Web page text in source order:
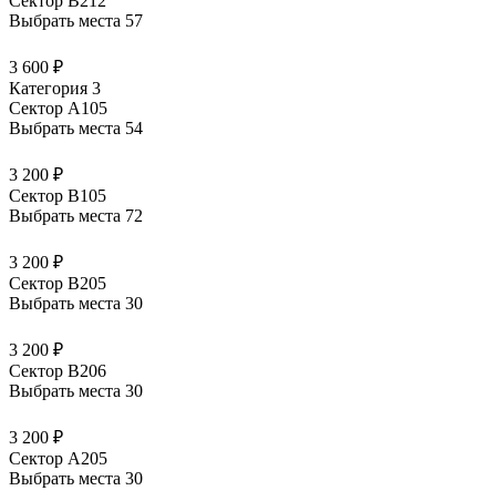
Выбрать места 57
3 600 ₽
Категория 3
Сектор А105
Выбрать места 54
3 200 ₽
Сектор В105
Выбрать места 72
3 200 ₽
Сектор В205
Выбрать места 30
3 200 ₽
Сектор В206
Выбрать места 30
3 200 ₽
Сектор А205
Выбрать места 30